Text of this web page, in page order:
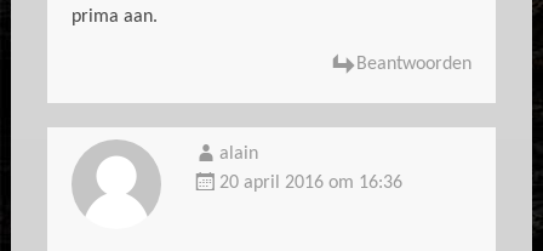
prima aan.
Beantwoorden
alain
20 april 2016 om 16:36